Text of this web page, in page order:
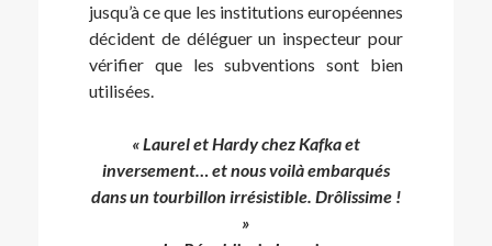
jusqu’à ce que les institutions européennes
décident de déléguer un inspecteur pour
vérifier que les subventions sont bien
utilisées.
« Laurel et Hardy chez Kafka et
inversement… et nous voilà embarqués
dans un tourbillon irrésistible. Drôlissime !
»